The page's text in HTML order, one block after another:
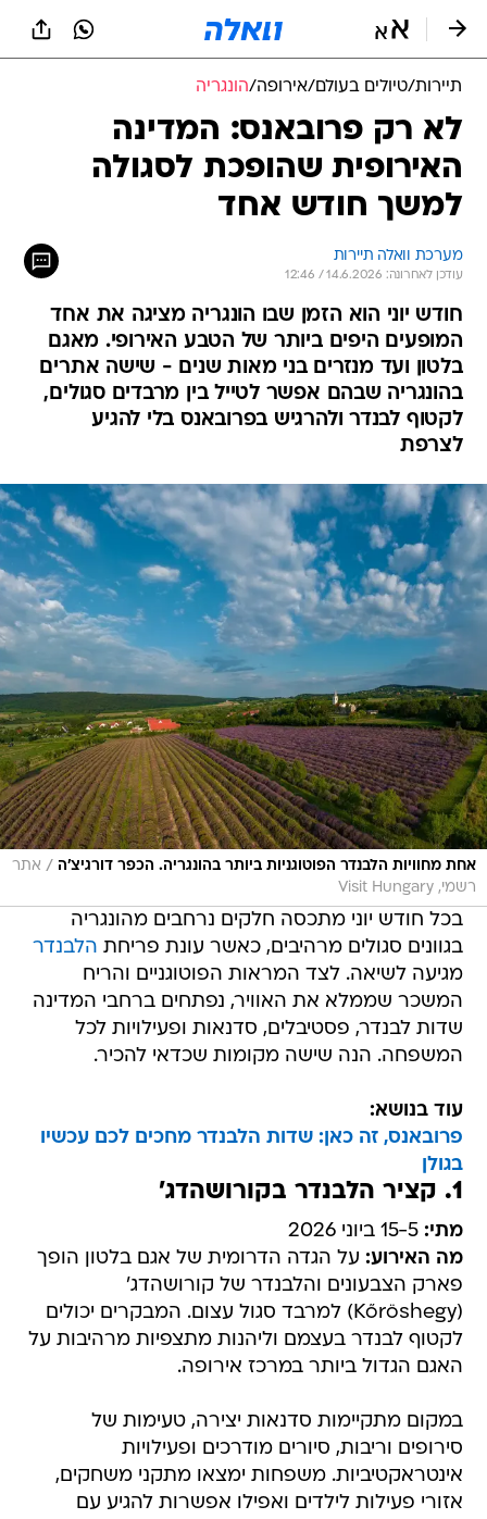
תיירות/טיולים בעולם/אירופה/הונגריה
לא רק פרובאנס: המדינה
האירופית שהופכת לסגולה
למשך חודש אחד
מערכת וואלה תיירות
עודכן לאחרונה: 14.6.2026 / 12:46
חודש יוני הוא הזמן שבו הונגריה מציגה את אחד
המופעים היפים ביותר של הטבע האירופי. מאגם
בלטון ועד מנזרים בני מאות שנים - שישה אתרים
בהונגריה שבהם אפשר לטייל בין מרבדים סגולים,
לקטוף לבנדר ולהרגיש בפרובאנס בלי להגיע
לצרפת
אחת מחוויות הלבנדר הפוטוגניות ביותר בהונגריה. הכפר דורגיצ'ה / אתר
רשמי, Visit Hungary
בכל חודש יוני מתכסה חלקים נרחבים מהונגריה
בגוונים סגולים מרהיבים, כאשר עונת פריחת הלבנדר
מגיעה לשיאה. לצד המראות הפוטוגניים והריח
המשכר שממלא את האוויר, נפתחים ברחבי המדינה
שדות לבנדר, פסטיבלים, סדנאות ופעילויות לכל
המשפחה. הנה שישה מקומות שכדאי להכיר.
עוד בנושא:
פרובאנס, זה כאן: שדות הלבנדר מחכים לכם עכשיו
בגולן
1. קציר הלבנדר בקורושהדג'
מתי: 15-5 ביוני 2026
מה האירוע: על הגדה הדרומית של אגם בלטון הופך
פארק הצבעונים והלבנדר של קורושהדג'
(Kőröshegy) למרבד סגול עצום. המבקרים יכולים
לקטוף לבנדר בעצמם וליהנות מתצפיות מרהיבות על
האגם הגדול ביותר במרכז אירופה.
במקום מתקיימות סדנאות יצירה, טעימות של
סירופים וריבות, סיורים מודרכים ופעילויות
אינטראקטיביות. משפחות ימצאו מתקני משחקים,
אזורי פעילות לילדים ואפילו אפשרות להגיע עם